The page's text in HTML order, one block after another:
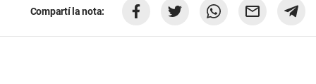
Compartí la nota: